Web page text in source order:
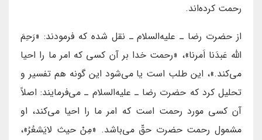
رحمت کرده‌اند.
از حضرت رضا ـ علیه‌السلام ـ نقل شده که فرمودند: «رَحِمَ
اللّه عَبدَنا اَمرنا»، «رحمت خدا بر آن کسی که امر ما را احیا
می‌کند.»، این طلب است یا می‌شود این گونه هم تفسیر و
تحلیل کرد که حضرت رضا ـ علیه‌السلام ـ می‌فرمایند: اصلاً
آن کسی مورد رحمت است که امر ما را احیا می‌کند، او
مشمول رحمت حضرت حقّ می‌باشد. «مِنْ حیث لایَشعُرُ»،